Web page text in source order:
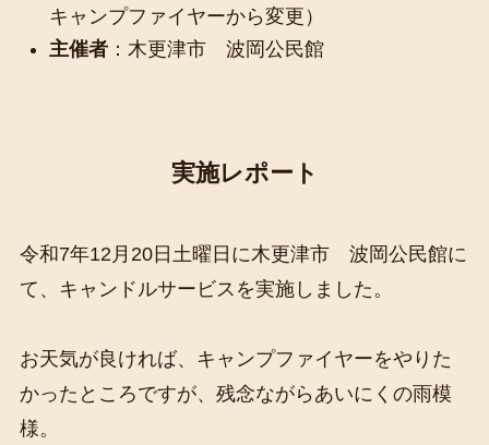
キャンプファイヤーから変更）
主催者：木更津市 波岡公民館
実施レポート
令和7年12月20日土曜日に木更津市 波岡公民館に
て、キャンドルサービスを実施しました。
お天気が良ければ、キャンプファイヤーをやりた
かったところですが、残念ながらあいにくの雨模
様。